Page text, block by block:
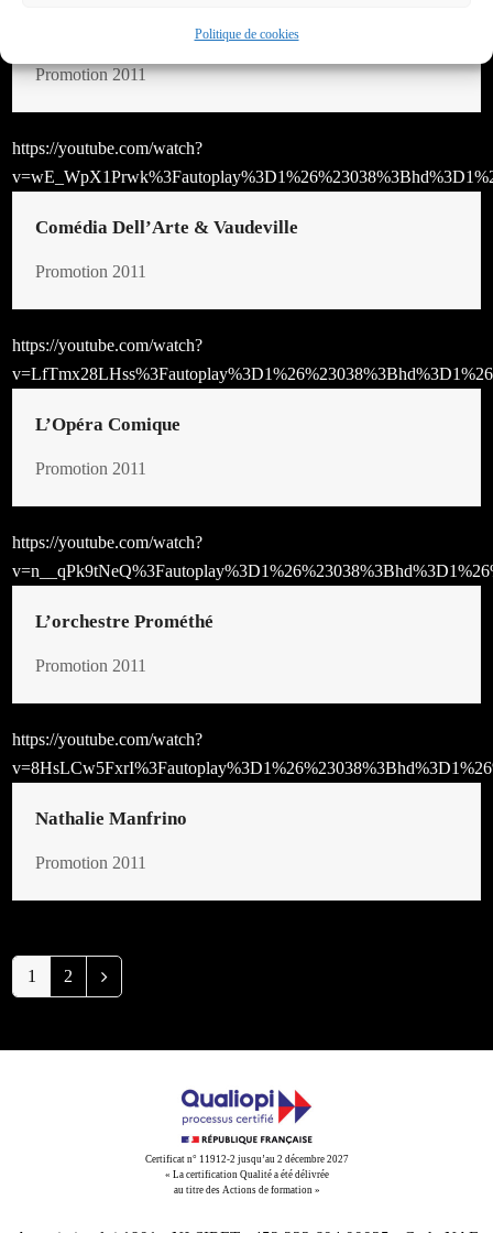
Politique de cookies
Promotion 2011
https://youtube.com/watch?
Comédia Dell’Arte & Vaudeville
Promotion 2011
https://youtube.com/watch?
L’Opéra Comique
Promotion 2011
https://youtube.com/watch?
L’orchestre Prométhé
Promotion 2011
https://youtube.com/watch?
Nathalie Manfrino
Promotion 2011
Page
1 Page
2 Suivant
Certificat n° 11912-2 jusqu’au 2 décembre 2027
« La certification Qualité a été délivrée
au titre des Actions de formation »